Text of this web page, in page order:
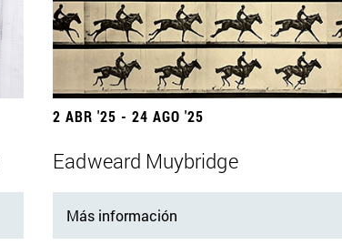
2 ABR '25 - 24 AGO '25
Eadweard Muybridge
Más información